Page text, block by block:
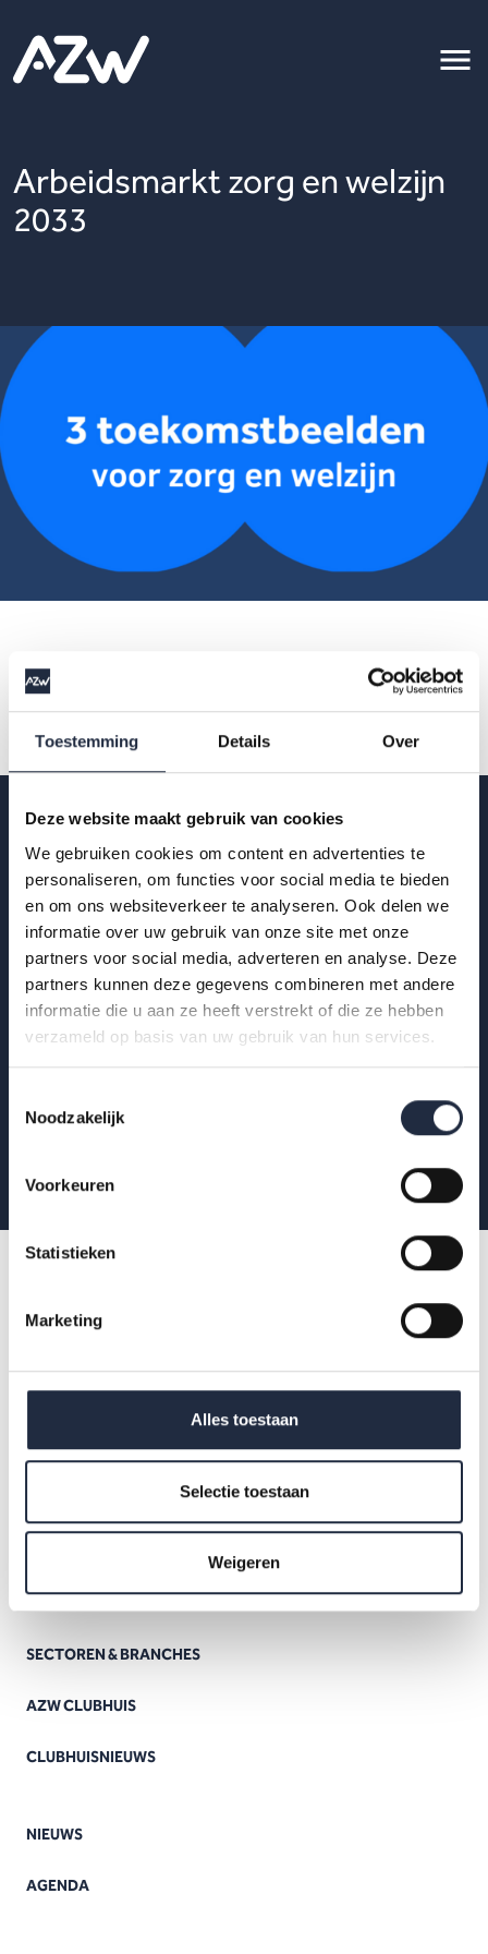
Toestemming Details Over
Deze website maakt gebruik van cookies
We gebruiken cookies om content en advertenties te
personaliseren, om functies voor social media te bieden
en om ons websiteverkeer te analyseren. Ook delen we
informatie over uw gebruik van onze site met onze
partners voor social media, adverteren en analyse. Deze
partners kunnen deze gegevens combineren met andere
informatie die u aan ze heeft verstrekt of die ze hebben
verzameld op basis van uw gebruik van hun services.
Noodzakelijk
Voorkeuren
Statistieken
Marketing
Alles toestaan
Selectie toestaan
Weigeren
Arbeidsmarkt zorg en welzijn
2033
Op de hoogte blijven?
Krijg als eerste de nieuwste publicaties,
uitnodigingen voor AZW-Clubhuisbijeenkomsten
en meer verdieping van actuele data binnen zorg
en welzijn.
Aanmelden
SECTOREN & BRANCHES
AZW CLUBHUIS
CLUBHUISNIEUWS
NIEUWS
AGENDA